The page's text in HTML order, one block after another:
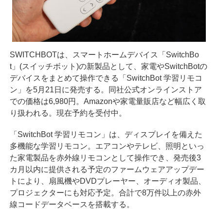
SWITCHBOTは、スマートホームデバイス「SwitchBo
t」(スイッチボット)の新製品として、家電やSwitchBotの
デバイスをまとめて操作できる「SwitchBot 学習リモコ
ン」を5月21日に発売する。同社公式オンラインストア
での価格は6,980円。Amazonや家電量販店など幅広く取
り扱われる。現在予約を受付中。
「SwitchBot 学習リモコン」は、ディスプレイを備えた
多機能な学習リモコン。エアコンやテレビ、照明といっ
た家電製品を赤外線リモコンとして操作でき、発売後3
カ月以内に提供される予定のファームウェアアップデー
トにより、扇風機やDVDプレーヤー、オーディオ製品、
プロジェクターにも対応予定。合計で8万件以上の赤外
線コードデータベースを搭載する。